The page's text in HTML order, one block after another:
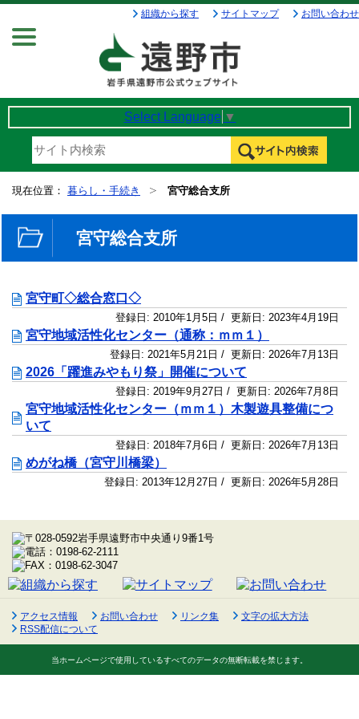
組織から探す サイトマップ お問い合わせ
Select Language ▼
現在位置： 暮らし・手続き 宮守総合支所
宮守総合支所
宮守町◇総合窓口◇
登録日: 2010年1月5日 / 更新日: 2023年4月19日
宮守地域活性化センター（通称：ｍｍ１）
登録日: 2021年5月21日 / 更新日: 2026年7月13日
2026「躍進みやもり祭」開催について
登録日: 2019年9月27日 / 更新日: 2026年7月8日
宮守地域活性化センター（ｍｍ１）木製遊具整備につ
いて
登録日: 2018年7月6日 / 更新日: 2026年7月13日
めがね橋（宮守川橋梁）
登録日: 2013年12月27日 / 更新日: 2026年5月28日
アクセス情報 お問い合わせ リンク集
文字の拡大方法
RSS配信について
当ホームページで使用しているすべてのデータの無断転載を禁じます。